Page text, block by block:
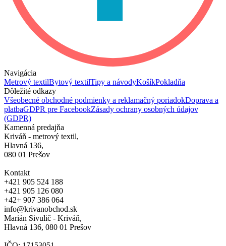
Navigácia
Metrový textilBytový textilTipy a návodyKošíkPokladňa
Dôležité odkazy
Všeobecné obchodné podmienky a reklamačný poriadokDoprava a
platbaGDPR pre FacebookZásady ochrany osobných údajov
(GDPR)
Kamenná predajňa
Kriváň - metrový textil,
Hlavná 136,
080 01 Prešov
Kontakt
+421 905 524 188
+421 905 126 080
+42+ 907 386 064
info@krivanobchod.sk
Marián Sivulič - Kriváň,
Hlavná 136, 080 01 Prešov